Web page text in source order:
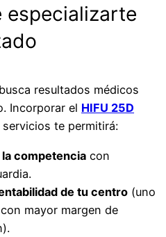
especializarte
resultados médicos
Incorporar el HIFU 25D
te permitirá:
competenciacon
de tu centro(uno
mayor margen de